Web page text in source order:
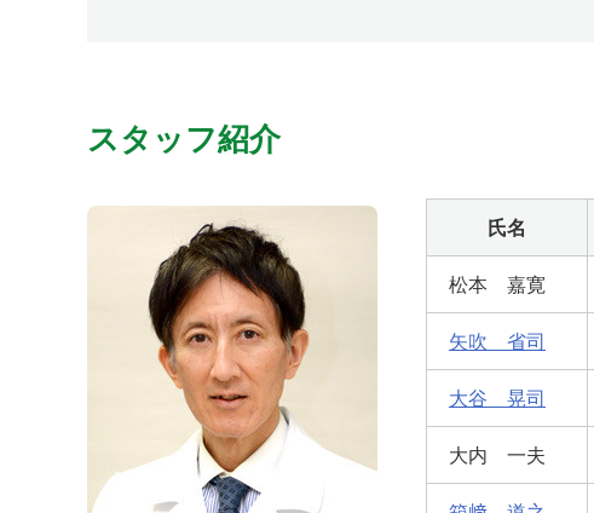
スタッフ紹介
氏名
松本 嘉寛
矢吹 省司
大谷 晃司
大内 一夫